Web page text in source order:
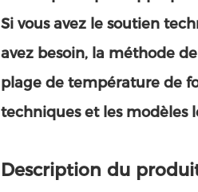
Si vous avez le soutien
avez besoin, la méthode
plage de température de
techniques et les modèles
Description du